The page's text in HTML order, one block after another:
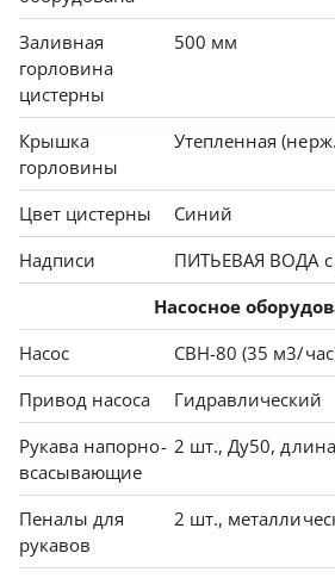
Заливная
горловина
цистерны
500 мм
Крышка
горловины
Утепленная
Цвет цистерны
Синий
Надписи
ПИТЬЕВАЯ ВОДА с
Насосное
Насос
СВН-80 (35 м3/
Привод насоса
Гидравлический
Рукава напорно-
всасывающие
2 шт., Ду50,
Пеналы для
рукавов
2 шт.,